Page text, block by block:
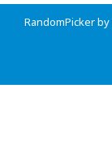
RandomPicker